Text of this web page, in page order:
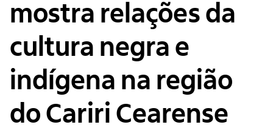
mostra relações da
cultura negra e
indígena na região
do Cariri Cearense